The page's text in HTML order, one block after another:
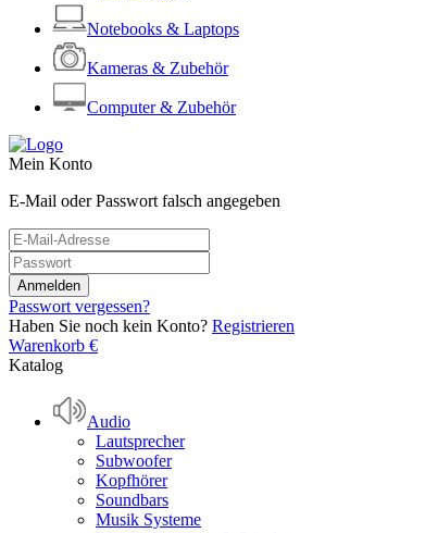
Notebooks & Laptops
Kameras & Zubehör
Computer & Zubehör
Mein Konto
E-Mail oder Passwort falsch angegeben
Passwort vergessen?
Haben Sie noch kein Konto? Registrieren
Warenkorb €
Katalog
Audio
Lautsprecher
Subwoofer
Kopfhörer
Soundbars
Musik Systeme